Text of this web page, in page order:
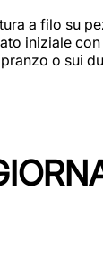
a filo su
iniziale
o sui